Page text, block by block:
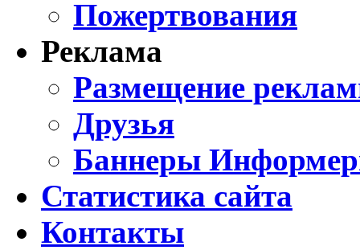
Пожертвования
Реклама
Размещение
Друзья
Баннеры
Статистика сайта
Контакты